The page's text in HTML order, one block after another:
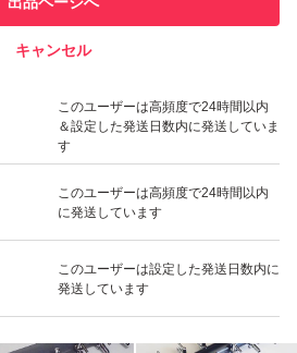
小学生しか守らなそうなルールは
」と言ってくる者です。「大人数
る者です。
済だがポストに無い』という事で
に報告し対応しているのに不当評
無いのに理不尽な評価されれば相
示であり、発送を保証しているものではあり
このユーザーは高頻度で24時間以内
＆設定した発送日数内に発送していま
す
このユーザーは高頻度で24時間以内
に発送しています
このユーザーは設定した発送日数内に
発送しています
キャンセル